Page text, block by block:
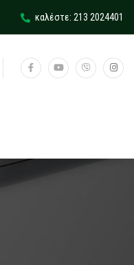
καλέστε: 213 2024401